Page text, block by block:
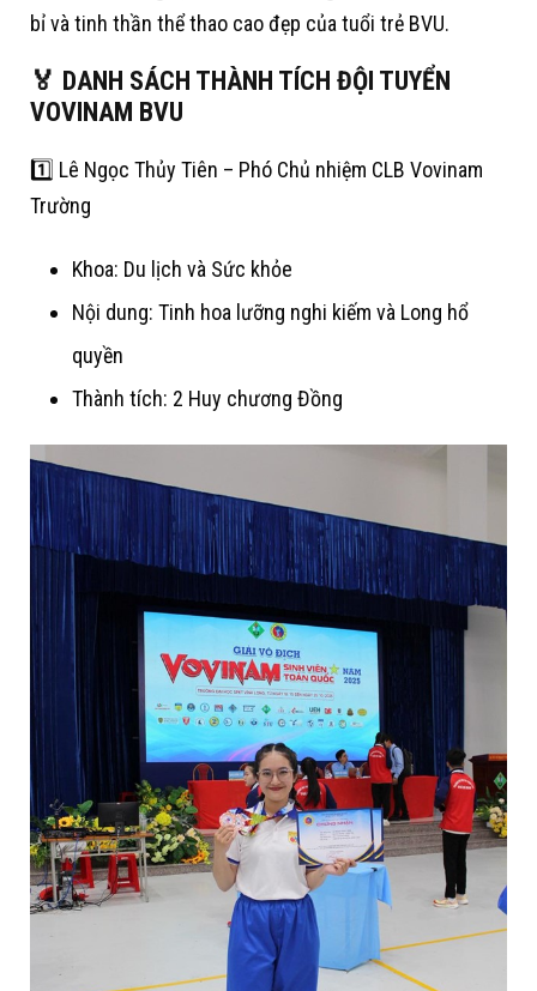
bỉ và tinh thần thể thao cao đẹp của tuổi trẻ BVU.
🏅 DANH SÁCH THÀNH TÍCH ĐỘI TUYỂN
VOVINAM BVU
1️⃣ Lê Ngọc Thủy Tiên – Phó Chủ nhiệm CLB Vovinam
Trường
Khoa: Du lịch và Sức khỏe
Nội dung: Tinh hoa lưỡng nghi kiếm và Long hổ
quyền
Thành tích: 2 Huy chương Đồng